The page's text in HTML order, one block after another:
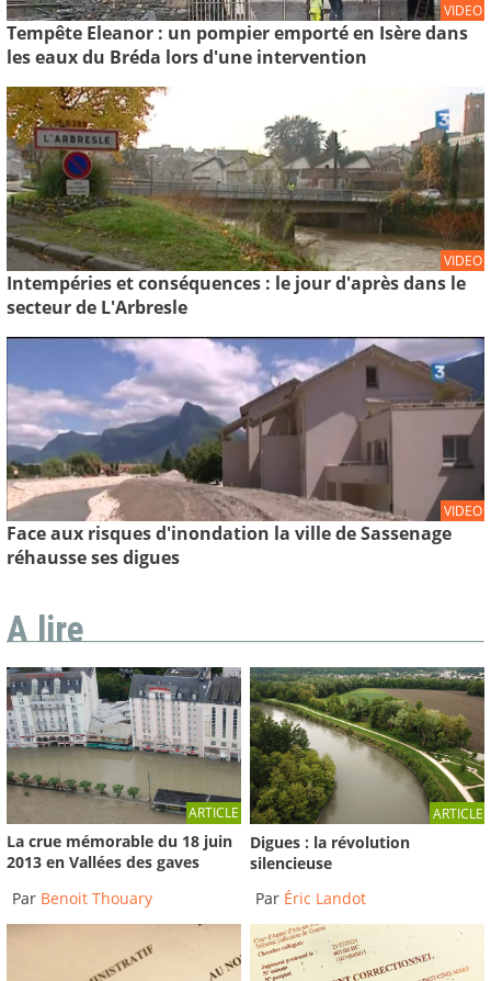
VIDEO
Tempête Eleanor : un pompier emporté en Isère dans
les eaux du Bréda lors d'une intervention
VIDEO
Intempéries et conséquences : le jour d'après dans le
secteur de L'Arbresle
VIDEO
Face aux risques d'inondation la ville de Sassenage
réhausse ses digues
A lire
ARTICLE
La crue mémorable du 18 juin
2013 en Vallées des gaves
Par Benoit Thouary
ARTICLE
Digues : la révolution
silencieuse
Par Éric Landot